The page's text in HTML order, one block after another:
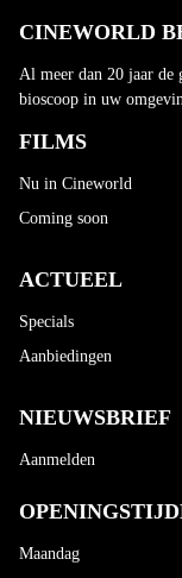
CINEWORLD
Al meer dan 20 jaar de
bioscoop in uw
FILMS
Nu in Cineworld
Coming soon
ACTUEEL
Specials
Aanbiedingen
NIEUWSBRIEF
Aanmelden
Maandag